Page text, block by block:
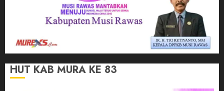
HUT KAB MURA KE 83